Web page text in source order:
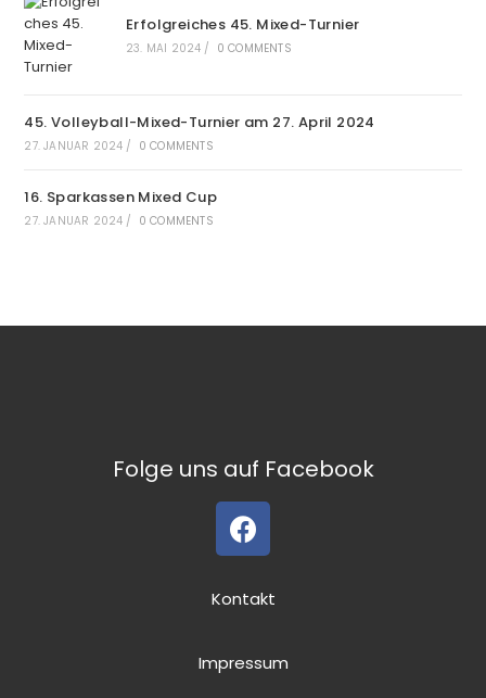
Erfolgreiches 45. Mixed-Turnier
23. MAI 2024 / 0 COMMENTS
45. Volleyball-Mixed-Turnier am 27. April 2024
27. JANUAR 2024 / 0 COMMENTS
16. Sparkassen Mixed Cup
27. JANUAR 2024 / 0 COMMENTS
Folge uns auf Facebook
Kontakt
Impressum